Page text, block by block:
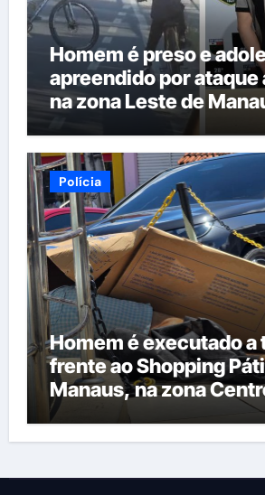
Homem é preso e
apreendido por ataque
na zona Leste de
Polícia
Homem é executado a
frente ao Shopping
Manaus, na zona